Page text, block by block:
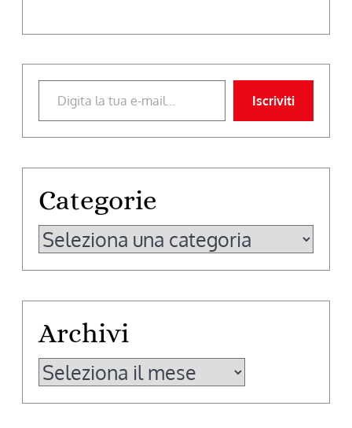
Digita la tua e-mail...
Iscriviti
Categorie
Categorie
Archivi
Archivi